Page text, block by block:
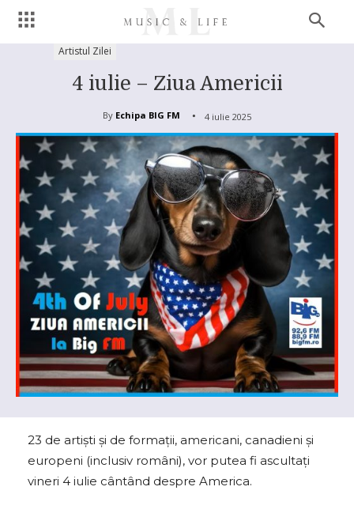
Artistul Zilei
4 iulie – Ziua Americii
By Echipa BIG FM 4 iulie 2025
23 de artiști și de formații, americani, canadieni și
europeni (inclusiv români), vor putea fi ascultați
vineri 4 iulie cântând despre America.